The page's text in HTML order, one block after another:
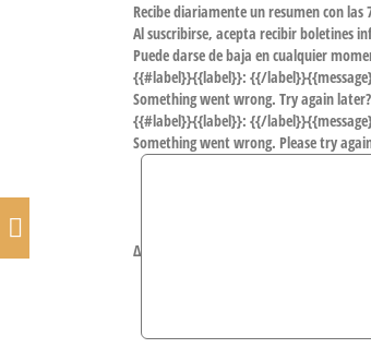
Recibe diariamente un resumen conlas
Al suscribirse, acepta recibir boletines
Puede darse de baja en cualquier
{{#label}}{{label}}: {{/
Something went wrong. Try again later?
{{#label}}{{label}}: {{/
Something went wrong. Please try
Δ